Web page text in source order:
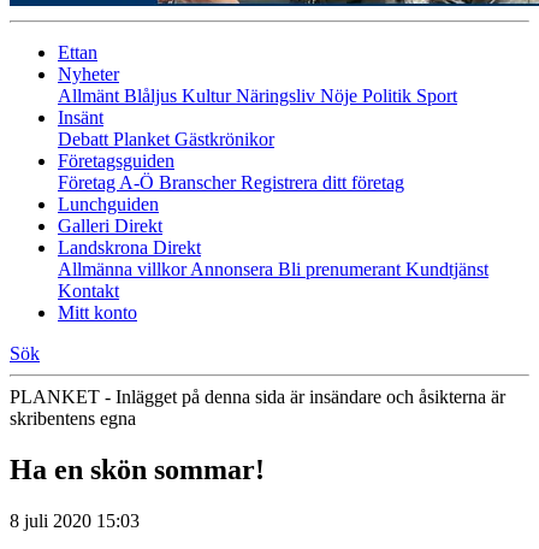
Ettan
Nyheter
Allmänt Blåljus KulturNäringsliv Nöje Politik Sport
Insänt
Debatt Planket Gästkrönikor
Företagsguiden
Företag A-Ö BranscherRegistrera ditt företag
Lunchguiden
Galleri Direkt
Landskrona Direkt
Allmänna villkorAnnonsera Bli prenumerant Kundtjänst
Kontakt
Mitt konto
Sök
PLANKET - Inlägget på denna sida är insändare och åsikterna är
skribentens egna
Ha en skön sommar!
8 juli 2020 15:03